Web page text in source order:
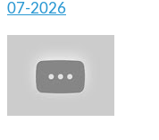
07-2026